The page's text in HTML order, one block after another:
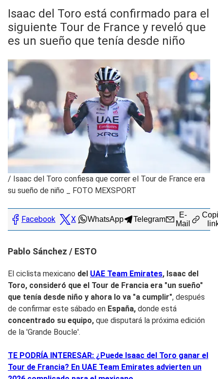
Isaac del Toro está confirmado para el
siguiente Tour de France y reveló que
es un sueño que tenía desde niño
/ Isaac del Toro confiesa que correr el Tour de France era
su sueño de niño _ FOTO MEXSPORT
Facebook X WhatsApp Telegram
E-
Mail
Pablo Sánchez / ESTO
El ciclista mexicano del UAE Team Emirates, Isaac del
Toro, consideró que el Tour de Francia era "un sueño"
que tenía desde niño y ahora lo va "a cumplir", después
de confirmar este sábado en España, donde está
concentrado su equipo, que disputará la próxima edición
de la 'Grande Boucle'.
TE PODRÍA INTERESAR: ¿Puede Isaac del Toro ganar el
Tour de Francia? En UAE Team Emirates advierten un